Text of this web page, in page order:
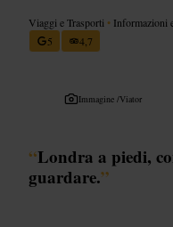
Viaggi e Trasporti • Informazioni
5
4,7
Immagine /Viator
“Londra a piedi,
guardare.”